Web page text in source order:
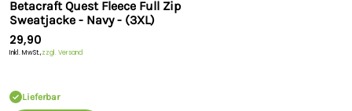
Betacraft Quest Fleece Full Zip
Sweatjacke - Navy - (3XL)
29,90
Inkl. MwSt.,zzgl. Versand
Lieferbar